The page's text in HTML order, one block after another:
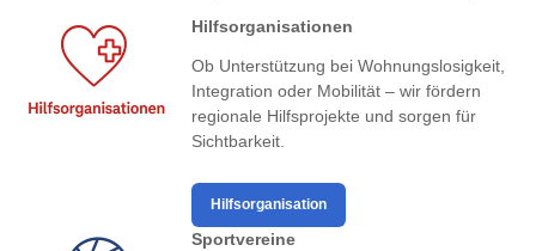
Hilfsorganisationen
Ob Unterstützung bei Wohnungslosigkeit,
Integration oder Mobilität – wir fördern
regionale Hilfsprojekte und sorgen für
Sichtbarkeit.
Hilfsorganisation
Sportvereine